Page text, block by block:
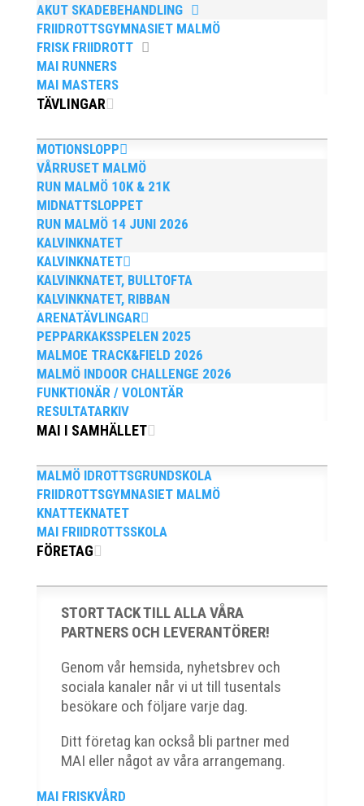
AKUT SKADEBEHANDLING
FRIIDROTTSGYMNASIET MALMÖ
FRISK FRIIDROTT
MAI RUNNERS
MAI MASTERS
TÄVLINGAR
MOTIONSLOPP
VÅRRUSET MALMÖ
RUN MALMÖ 10K & 21K
MIDNATTSLOPPET
RUN MALMÖ 14 JUNI 2026
KALVINKNATET
KALVINKNATET
KALVINKNATET, BULLTOFTA
KALVINKNATET, RIBBAN
ARENATÄVLINGAR
PEPPARKAKSSPELEN 2025
MALMOE TRACK&FIELD 2026
MALMÖ INDOOR CHALLENGE 2026
FUNKTIONÄR / VOLONTÄR
RESULTATARKIV
MAI I SAMHÄLLET
MALMÖ IDROTTSGRUNDSKOLA
FRIIDROTTSGYMNASIET MALMÖ
KNATTEKNATET
MAI FRIIDROTTSSKOLA
FÖRETAG
STORT TACK TILL ALLA VÅRA
PARTNERS OCH LEVERANTÖRER!
Genom vår hemsida, nyhetsbrev och
sociala kanaler når vi ut till tusentals
besökare och följare varje dag.
Ditt företag kan också bli partner med
MAI eller något av våra arrangemang.
MAI FRISKVÅRD
Leandersson Fler bilder från MAI:s
Årsmöte 2026
Anders Hallström, 55, blir ny klubbchef i
MAI. Han börjar sin anställning den 13
april. Anders har ett brett idrottsintresse
och har bland annat fungerat som
tränare inom hockeyn i Trelleborg och
fotbollen i Höllviken tidigare. I